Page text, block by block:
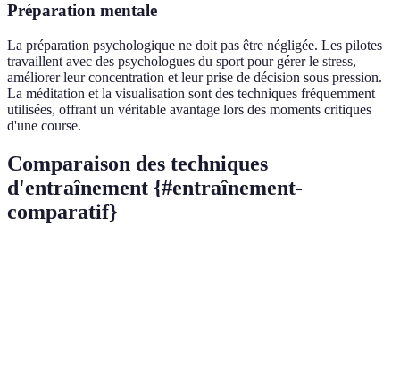
Préparation mentale
La préparation psychologique ne doit pas être négligée. Les pilotes
travaillent avec des psychologues du sport pour gérer le stress,
améliorer leur concentration et leur prise de décision sous pression.
La méditation et la visualisation sont des techniques fréquemment
utilisées, offrant un véritable avantage lors des moments critiques
d'une course.
Comparaison des techniques
d'entraînement {#entraînement-
comparatif}